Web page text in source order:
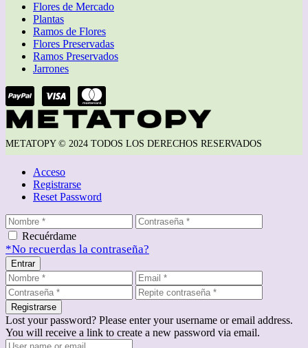
Flores de Mercado
Plantas
Ramos de Flores
Flores Preservadas
Ramos Preservados
Jarrones
METATOPY © 2024 TODOS LOS DERECHOS RESERVADOS
Acceso
Registrarse
Reset Password
Recuérdame
*No recuerdas la contraseña?
Entrar
Registrarse
Lost your password? Please enter your username or email address.
You will receive a link to create a new password via email.